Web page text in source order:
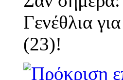
Γενέθλια
(23)!